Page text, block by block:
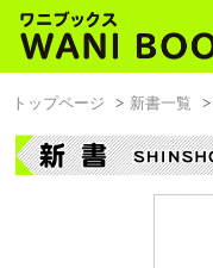
トップページ 新書一覧